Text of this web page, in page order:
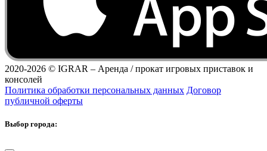
2020-2026 © IGRAR – Аренда / прокат игровых приставок и
консолей
Политика обработки персональных данных Договор
публичной оферты
Выбор города: